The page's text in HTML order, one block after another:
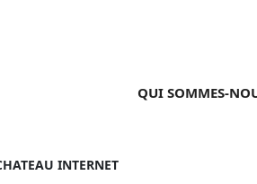
QUI SOMMES-
INTERNET